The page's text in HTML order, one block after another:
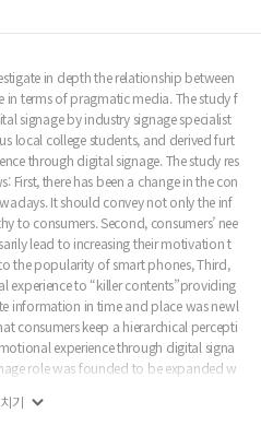
지고 있음을 참가자들은 진술하고 있다. 그렇
에가장 적합한 매체라 할 수 있다는 것이다.
in depth the relationship between
in terms of pragmatic media. The study f
signage by industry signage specialist
local college students, and derived furt
through digital signage. The study res
there has been a change in the con
It should convey not only the inf
to consumers. Second, consumers’ nee
lead to increasing their motivation t
the popularity of smart phones, Third,
experience to “killer contents”providing
information in time and place was newl
consumers keep a hierarchical percepti
experience through digital signa
role was founded to be expanded w
기